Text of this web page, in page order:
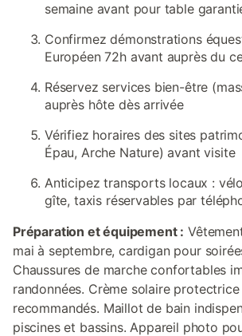
semaine avant pour table
Confirmez démonstrations
Européen 72h avant auprès du
Réservez services bien-être
auprès hôte dès arrivée
Vérifiez horaires des sites
Épau, Arche Nature) avant visite
Anticipez transports locaux :
gîte, taxis réservables par
Préparation et équipement :
mai à septembre, cardigan pour
Chaussures de marche confortables
randonnées. Crème solaire
recommandés. Maillot de bain
piscines et bassins. Appareil photo